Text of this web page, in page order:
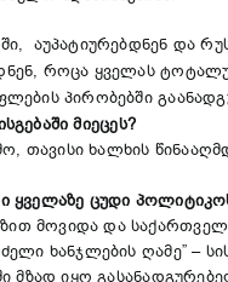
აუპატიურებდნენ და
როცა ყველას
პირობებში
მიეცეს?
თავისი ხალხის
ყველაზე ცუდი
მოვიდა და
ხანჯლების ღამე” –
მზად იყო